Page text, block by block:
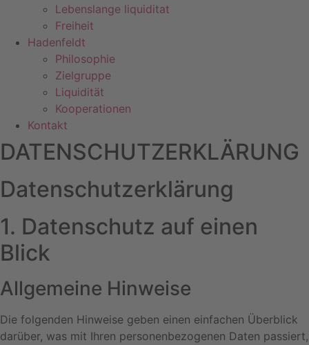
Lebenslange liquiditat
Freiheit
Hadenfeldt
Philosophie
Zielgruppe
Liquidität
Kooperationen
Kontakt
DATENSCHUTZERKLÄRUNG
Datenschutzerklärung
1. Datenschutz auf einen
Blick
Allgemeine Hinweise
Die folgenden Hinweise geben einen einfachen Überblick
darüber, was mit Ihren personenbezogenen Daten passiert,